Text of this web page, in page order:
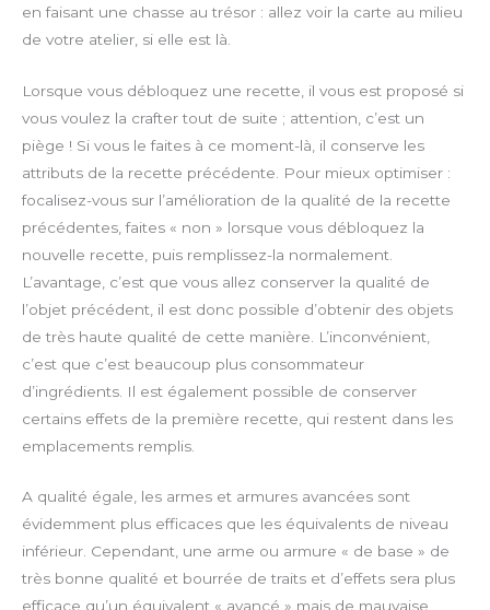
en faisant une chasse au trésor : allez voir la carte au milieu
de votre atelier, si elle est là.
Lorsque vous débloquez une recette, il vous est proposé si
vous voulez la crafter tout de suite ; attention, c’est un
piège ! Si vous le faites à ce moment-là, il conserve les
attributs de la recette précédente. Pour mieux optimiser :
focalisez-vous sur l’amélioration de la qualité de la recette
précédentes, faites « non » lorsque vous débloquez la
nouvelle recette, puis remplissez-la normalement.
L’avantage, c’est que vous allez conserver la qualité de
l’objet précédent, il est donc possible d’obtenir des objets
de très haute qualité de cette manière. L’inconvénient,
c’est que c’est beaucoup plus consommateur
d’ingrédients. Il est également possible de conserver
certains effets de la première recette, qui restent dans les
emplacements remplis.
A qualité égale, les armes et armures avancées sont
évidemment plus efficaces que les équivalents de niveau
inférieur. Cependant, une arme ou armure « de base » de
très bonne qualité et bourrée de traits et d’effets sera plus
efficace qu’un équivalent « avancé » mais de mauvaise